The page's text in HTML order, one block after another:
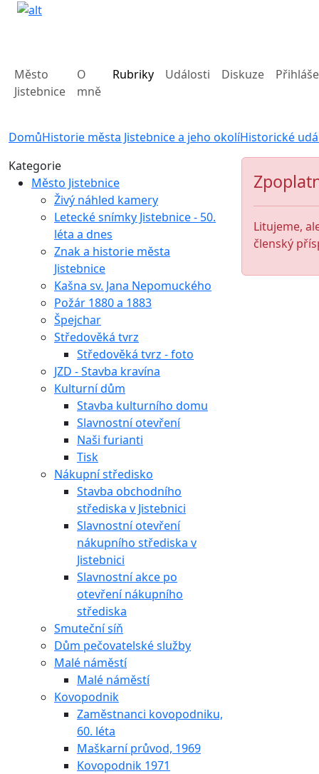
Město
Jistebnice
O
mně
Rubriky Události Diskuze
DomůHistorie města Jistebnice a jeho okolíHistorické
Litujeme,
členský
Kategorie
Město Jistebnice
Živý náhled kamery
Letecké snímky Jistebnice - 50.
léta a dnes
Znak a historie města
Jistebnice
Kašna sv. Jana Nepomuckého
Požár 1880 a 1883
Špejchar
Středověká tvrz
Středověká tvrz - foto
JZD - Stavba kravína
Kulturní dům
Stavba kulturního domu
Slavnostní otevření
Naši furianti
Tisk
Nákupní středisko
Stavba obchodního
střediska v Jistebnici
Slavnostní otevření
nákupního střediska v
Jistebnici
Slavnostní akce po
otevření nákupního
střediska
Smuteční síň
Dům pečovatelské služby
Malé náměstí
Malé náměstí
Kovopodnik
Zaměstnanci kovopodniku,
60. léta
Maškarní průvod, 1969
Kovopodnik 1971